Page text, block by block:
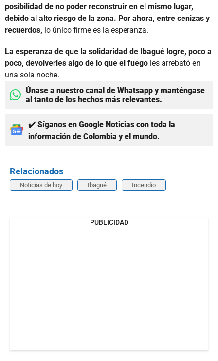
posibilidad de no poder reconstruir en el mismo lugar,
debido al alto riesgo de la zona. Por ahora, entre cenizas y
recuerdos, lo único firme es la esperanza.
La esperanza de que la solidaridad de Ibagué logre, poco a
poco, devolverles algo de lo que el fuego les arrebató en
una sola noche.
Únase a nuestro canal de Whatsapp y manténgase
al tanto de los hechos más relevantes.
✔️ Síganos en Google Noticias con toda la
información de Colombia y el mundo.
Relacionados
Noticias de hoy Ibagué Incendio
PUBLICIDAD